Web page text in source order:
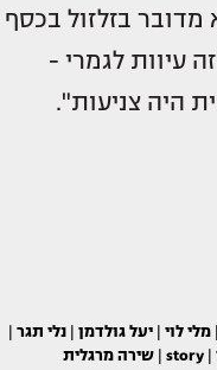
בזלזול בכסף
עיוות לגמרי -
היה צניעות".
מלי לוי יעל גולדמן נלי תגר
story שירה מרגלית